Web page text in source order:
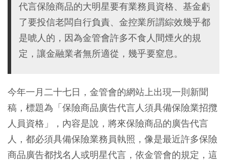
代言保險商品的大明星要有業務員資格、基金虧
了要投信老闆自行負責、金控業所謂綜效幾乎都
是唬人的，因為金管會許多不食人間煙火的規
定，讓金融業者無所適從，幾乎要窒息。
今年一月二十七日，金管會的網站上出現一則新聞
稿，標題為「保險商品廣告代言人須具備保險業招攬
人員資格」，內容是說，將來保險商品的廣告代言
人，都必須具備保險業務員執照，像是最近許多保險
商品廣告都找名人或明星代言，依金管會的規定，這